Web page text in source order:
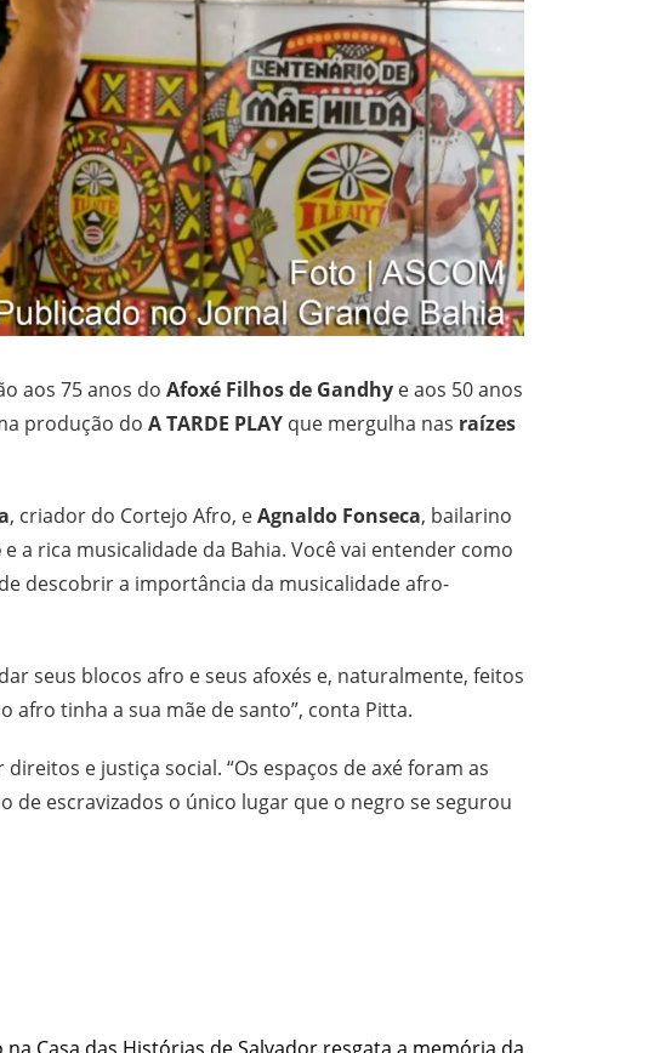
aos 75 anos do Afoxé Filhos de Gandhy e aos 50 anos
produção do A TARDE PLAY que mergulha nas raízes
, criador do Cortejo Afro, eAgnaldo Fonseca, bailarino
e a rica musicalidade da Bahia. Você vai entender como
descobrir a importância da musicalidade afro-
seus blocos afro e seus afoxés e, naturalmente, feitos
afro tinha a sua mãe de santo”, conta Pitta.
e justiça social. “Os espaços de axé foram as
escravizados o único lugar que o negro se segurou